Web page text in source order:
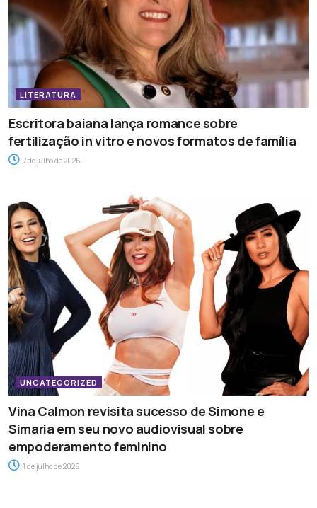
LITERATURA
Escritora baiana lança romance sobre
fertilização in vitro e novos formatos de família
7 de julho de 2026
UNCATEGORIZED
Vina Calmon revisita sucesso de Simone e
Simaria em seu novo audiovisual sobre
empoderamento feminino
1 de julho de 2026